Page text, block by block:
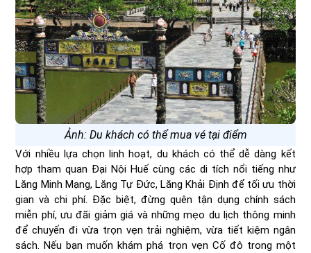
Ảnh: Du khách có thể mua vé tại điểm
Với nhiều lựa chọn linh hoạt, du khách có thể dễ dàng kết
hợp tham quan Đại Nội Huế cùng các di tích nổi tiếng như
Lăng Minh Mạng, Lăng Tự Đức, Lăng Khải Định để tối ưu thời
gian và chi phí. Đặc biệt, đừng quên tận dụng chính sách
miễn phí, ưu đãi giảm giá và những mẹo du lịch thông minh
để chuyến đi vừa trọn vẹn trải nghiệm, vừa tiết kiệm ngân
sách. Nếu bạn muốn khám phá trọn vẹn Cố đô trong một